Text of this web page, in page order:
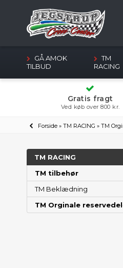
GÅ AMOK
TILBUD
TM
RACING
Gratis fragt
Ved køb over 800 kr.
Forside » TM RACING » TM
TM RACING
TM tilbehør
TM Beklædning
TM Orginale